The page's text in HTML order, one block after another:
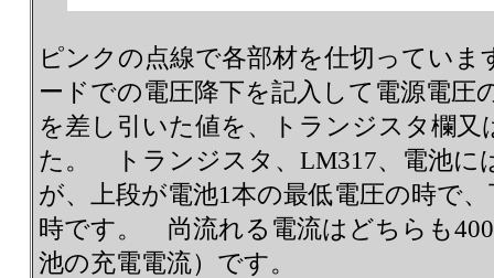
ピンクの点線で各部材を仕切っていま
ードでの電圧降下を記入して電源電圧
を差し引いた値を、トランジスタ欄又
た。 トランジスタ、LM317、電池に
が、上段が電池1本の最低電圧の時で
時です。 尚流れる電流はどちらも
池の充電電流）です。